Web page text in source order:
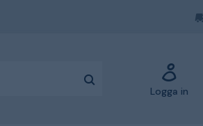
Logga in